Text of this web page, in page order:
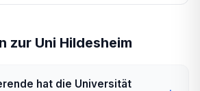
zur Uni Hildesheim
hat die Universität